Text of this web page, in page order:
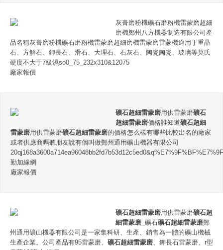
灰膏磨粉機礦石磨粉機雷蒙磨超細
磨機鄭州八方機器制造有限公司產
品名稱灰膏磨粉機礦石磨粉機雷蒙磨超細磨機雷蒙磨雷蒙機適用于重晶
石、方解石、鉀長石、滑石、大理石、石灰石、陶瓷陶瓷、玻璃等莫氏
硬度不大于7級濕so0_75_232x310&12075
廠家報價
礦石超細雷蒙磨用供雷蒙磨礦石
超細雷蒙磨價格誰知道礦石超細
雷蒙磨用供雷蒙磨礦石超細雷蒙磨的價格怎么樣有哪些比較出名的廠家
或者供應商嗎聽朋友說有個叫做鄭州通用礦山機器有限公司
勤加緣網
廠家報價
礦石超細雷蒙磨用供雷蒙磨礦石超
細雷蒙磨 _礦石礦石超細雷蒙磨鄭
州通用礦山機器有限公司是一家集科研、生產、銷售為一體的礦山機械
生產企業。公司產品有95雷蒙磨、 礦石超細雷蒙磨、鉀長石雷蒙磨、r型